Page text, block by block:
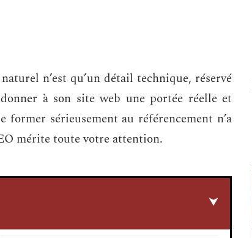
n’est qu’un détail technique, réservé
à son site web une portée réelle et
former sérieusement au référencement n’a
mérite toute votre attention.